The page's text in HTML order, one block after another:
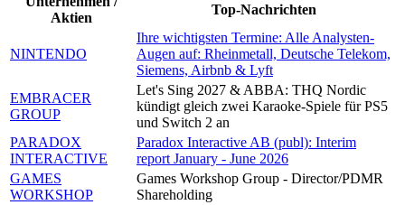
Aktien
Top-Nachrichten
NINTENDO
Ihre wichtigsten Termine: Alle Analysten-
Augen auf: Rheinmetall, Deutsche Telekom,
Siemens, Airbnb & Lyft
EMBRACER
GROUP
Let's Sing 2027 & ABBA: THQ Nordic
kündigt gleich zwei Karaoke-Spiele für PS5
und Switch 2 an
PARADOX
INTERACTIVE
Paradox Interactive AB (publ): Interim
report January - June 2026
GAMES
WORKSHOP
Games Workshop Group - Director/PDMR
Shareholding